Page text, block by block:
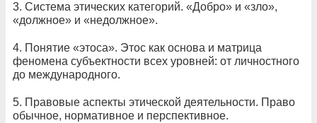
3. Система этических категорий. «Добро» и «зло»,
«должное» и «недолжное».
4. Понятие «этоса». Этос как основа и матрица
феномена субъектности всех уровней: от личностного
до международного.
5. Правовые аспекты этической деятельности. Право
обычное, нормативное и перспективное.